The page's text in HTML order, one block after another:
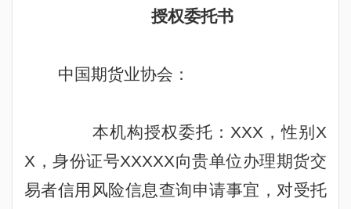
授权委托书
中国期货业协会：
本机构授权委托： XXX，性别X
X ，身份证号XXXXX向贵单位办理期货交
易者信用风险信息查询申请事宜，对受托